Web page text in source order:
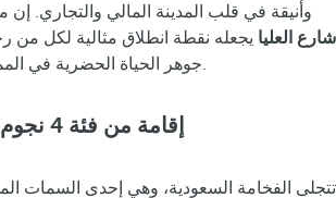
وأنيقة في قلب المدينة المالي والتجاري. إن
شارع العليا يجعله نقطة انطلاق مثالية لكل من
جوهر الحياة الحضرية في المملكة العربية السعودية.
إقامة من فئة 4 نجوم
تتجلى الفخامة السعودية، وهي إحدى السمات